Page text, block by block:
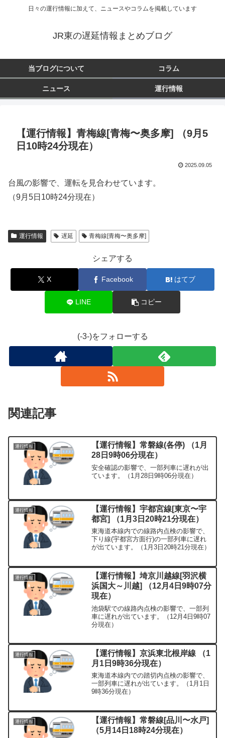
日々の運行情報に加えて、ニュースやコラムを掲載しています
JR東の遅延情報まとめブログ
当ブログについて コラム
ニュース 運行情報
【運行情報】青梅線[青梅〜奥多摩] （9月5
日10時24分現在）
2025.09.05
台風の影響で、運転を見合わせています。
（9月5日10時24分現在）
運行情報 遅延 青梅線[青梅〜奥多摩]
シェアする
X Facebook はてブ
LINE コピー
(-3-)をフォローする
関連記事
運行情報
【運行情報】常磐線(各停) （1月
28日9時06分現在）
安全確認の影響で、一部列車に遅れが出
ています。（1月28日9時06分現在）
運行情報
【運行情報】宇都宮線[東京〜宇
都宮] （1月3日20時21分現在）
東海道本線内での線路内点検の影響で、
下り線(宇都宮方面行)の一部列車に遅れ
が出ています。（1月3日20時21分現在）
運行情報
【運行情報】埼京川越線[羽沢横
浜国大～川越] （12月4日9時07分
現在）
池袋駅での線路内点検の影響で、一部列
車に遅れが出ています。（12月4日9時07
分現在）
運行情報
【運行情報】京浜東北根岸線 （1
月1日9時36分現在）
東海道本線内での踏切内点検の影響で、
一部列車に遅れが出ています。（1月1日
9時36分現在）
運行情報
【運行情報】常磐線[品川〜水戸]
（5月14日18時24分現在）